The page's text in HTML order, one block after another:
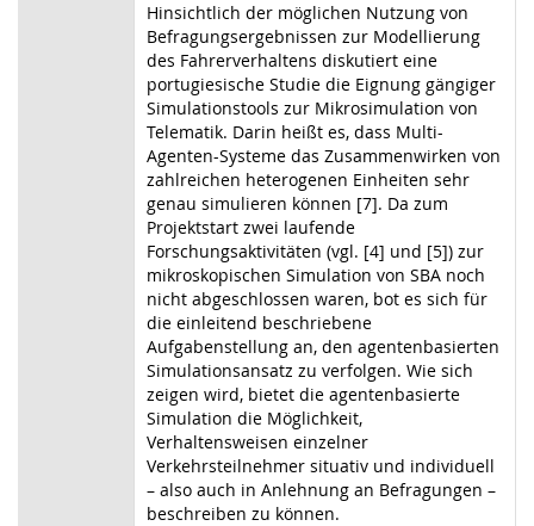
Hinsichtlich der möglichen Nutzung von
Befragungsergebnissen zur Modellierung
des Fahrerverhaltens diskutiert eine
portugiesische Studie die Eignung gängiger
Simulationstools zur Mikrosimulation von
Telematik. Darin heißt es, dass Multi-
Agenten-Systeme das Zusammenwirken von
zahlreichen heterogenen Einheiten sehr
genau simulieren können [7]. Da zum
Projektstart zwei laufende
Forschungsaktivitäten (vgl. [4] und [5]) zur
mikroskopischen Simulation von SBA noch
nicht abgeschlossen waren, bot es sich für
die einleitend beschriebene
Aufgabenstellung an, den agentenbasierten
Simulationsansatz zu verfolgen. Wie sich
zeigen wird, bietet die agentenbasierte
Simulation die Möglichkeit,
Verhaltensweisen einzelner
Verkehrsteilnehmer situativ und individuell
– also auch in Anlehnung an Befragungen –
beschreiben zu können.